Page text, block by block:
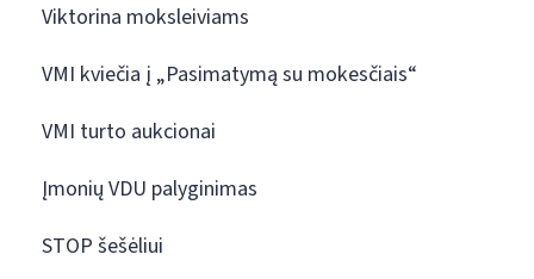
Viktorina moksleiviams
VMI kviečia į „Pasimatymą su mokesčiais“
VMI turto aukcionai
Įmonių VDU palyginimas
STOP šešėliui